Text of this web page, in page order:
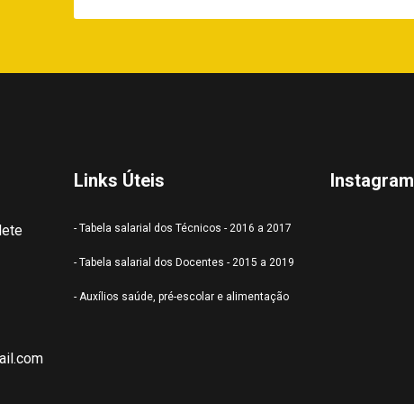
Links Úteis
- Tabela salarial dos Técnicos - 2016 a 2017
- Tabela salarial dos Docentes - 2015 a 2019
- Auxílios saúde, pré-escolar e alimentação
Instagram